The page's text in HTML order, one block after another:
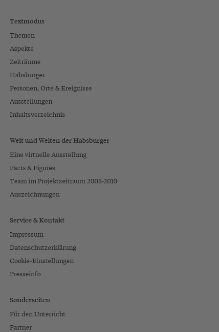
Textmodus
Themen
Aspekte
Zeiträume
Habsburger
Personen, Orte & Ereignisse
Ausstellungen
Inhaltsverzeichnis
Welt und Welten der Habsburger
Eine virtuelle Ausstellung
Facts & Figures
Team im Projektzeitraum 2008-2010
Auszeichnungen
Service & Kontakt
Impressum
Datenschutzerklärung
Cookie-Einstellungen
Presseinfo
Sonderseiten
Für den Unterricht
Partner